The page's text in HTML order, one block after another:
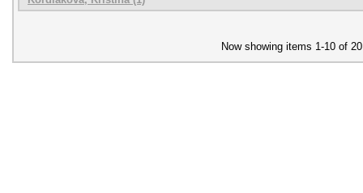
Now showing items 1-10 of 20